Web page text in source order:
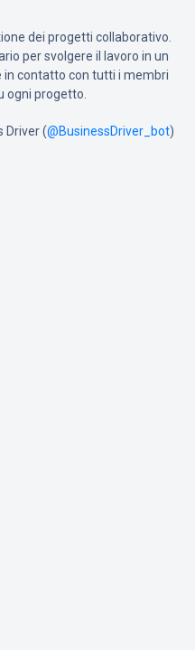
dei progetti collaborativo.
per svolgere il lavoro in un
in contatto con tutti i membri
ogni progetto.
Driver (@BusinessDriver_bot)